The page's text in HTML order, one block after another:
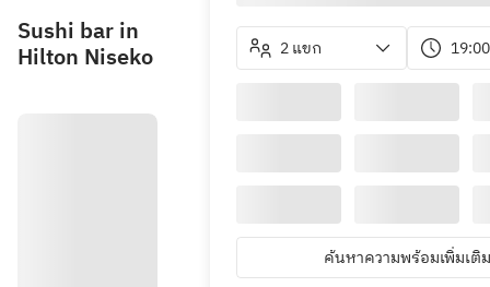
Sushi bar in
Hilton Niseko
2 แขก 19:00
ค้นหาความพร้อมเพิ่มเติม